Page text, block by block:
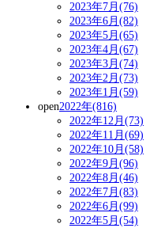
2023年7月(76)
2023年6月(82)
2023年5月(65)
2023年4月(67)
2023年3月(74)
2023年2月(73)
2023年1月(59)
open2022年(816)
2022年12月(73)
2022年11月(69)
2022年10月(58)
2022年9月(96)
2022年8月(46)
2022年7月(83)
2022年6月(99)
2022年5月(54)